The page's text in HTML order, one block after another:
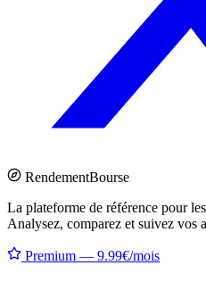
RendementBourse
La plateforme de référence pour
Analysez, comparez et suivez vos
Premium — 9.99€/mois